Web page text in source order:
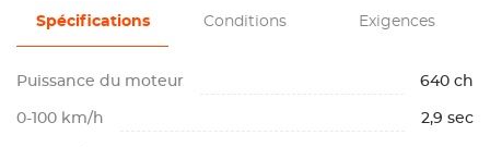
Spécifications Conditions Exigences
Puissance du moteur 640 ch
0-100 km/h 2,9 sec